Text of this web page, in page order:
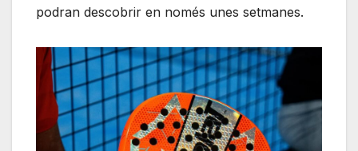
podran descobrir en només unes setmanes.